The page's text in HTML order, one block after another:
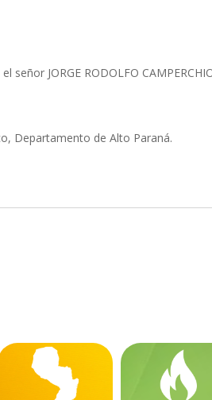
señor JORGE RODOLFO
Departamento de Alto Paraná.